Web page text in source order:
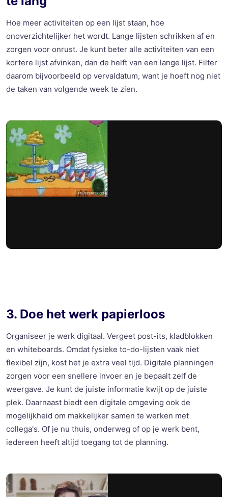
Hoe meer activiteiten op een lijst staan, hoe
onoverzichtelijker het wordt. Lange lijsten schrikken af en
zorgen voor onrust. Je kunt beter alle activiteiten van een
kortere lijst afvinken, dan de helft van een lange lijst. Filter
daarom bijvoorbeeld op vervaldatum, want je hoeft nog niet
de taken van volgende week te zien.
3. Doe het werk papierloos
Organiseer je werk digitaal. Vergeet post-its, kladblokken
en whiteboards. Omdat fysieke to-do-lijsten vaak niet
flexibel zijn, kost het je extra veel tijd. Digitale planningen
zorgen voor een snellere invoer en je bepaalt zelf de
weergave. Je kunt de juiste informatie kwijt op de juiste
plek. Daarnaast biedt een digitale omgeving ook de
mogelijkheid om makkelijker samen te werken met
collega's. Of je nu thuis, onderweg of op je werk bent,
iedereen heeft altijd toegang tot de planning.